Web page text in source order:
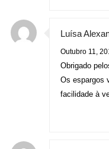
Luísa
Outubro 11,
Obrigado
Os espargos
facilidade à